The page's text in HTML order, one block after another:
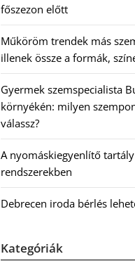
főszezon előtt
Műköröm trendek más
illenek össze a formák,
Gyermek szemspecialista
környékén: milyen
válassz?
A nyomáskiegyenlítő
rendszerekben
Debrecen iroda bérlés
Kategóriák